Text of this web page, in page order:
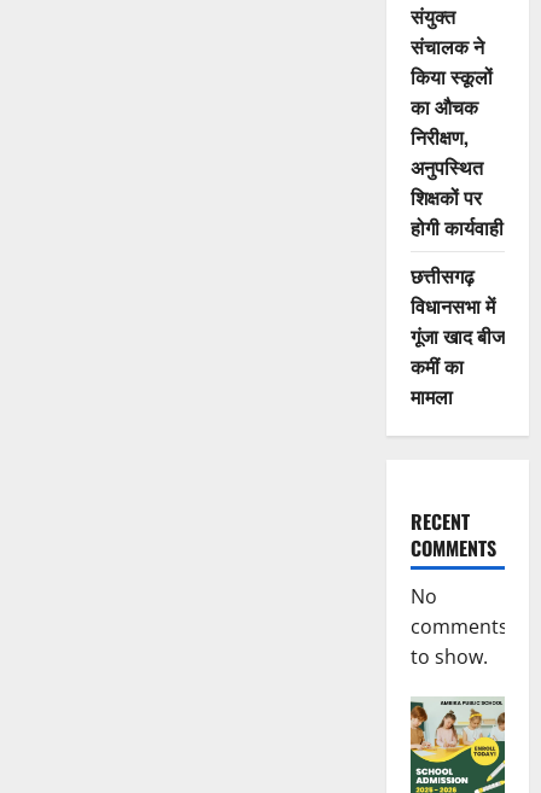
संयुक्त
संचालक ने
किया स्कूलों
का औचक
निरीक्षण,
अनुपस्थित
शिक्षकों पर
होगी कार्यवाही
छत्तीसगढ़
विधानसभा में
गूंजा खाद बीज
कमीं का
मामला
RECENT
COMMENTS
No
comments
to show.